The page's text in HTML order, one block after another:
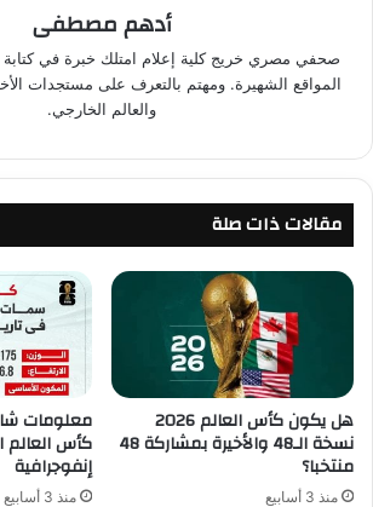
أدهم مصطفى
صحفي مصري خريج كلية إعلام امتلك خبرة في كتابة
المواقع الشهيرة. ومهتم بالتعرف على مستجدات
والعالم الخارجي.
مقالات ذات صلة
هل يكون كأس العالم 2026
نسخة الـ48 والأخيرة بمشاركة 48
منتخبا؟
منذ 3 أسابيع
معلومات
كأس
إنفوجرافية
منذ 3 أسابيع